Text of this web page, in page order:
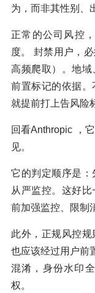
为，而非其性别、
正常的公司风控
度。 封禁用户，
高频爬取）。地
前置标记的依据。
就提前打上告风险
回看Anthropic ，
见。
它的判定顺序是
从严监控。这好
前加强监控、限制
此外，正规风控
也应该经过用户前
混淆，身份水印
权。